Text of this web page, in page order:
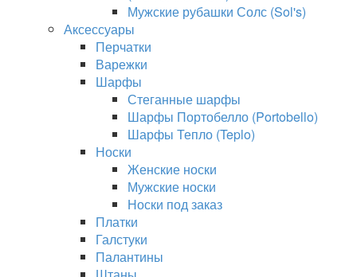
Мужские рубашки Солс (Sol's)
Аксессуары
Перчатки
Варежки
Шарфы
Стеганные шарфы
Шарфы Портобелло (Portobello)
Шарфы Тепло (Teplo)
Носки
Женские носки
Мужские носки
Носки под заказ
Платки
Галстуки
Палантины